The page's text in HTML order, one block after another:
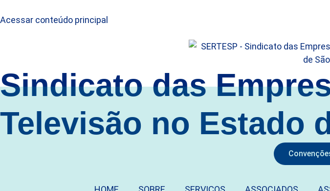
Acessar conteúdo principal
Sindicato das
Televisão no Estado